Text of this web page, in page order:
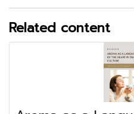
Related content